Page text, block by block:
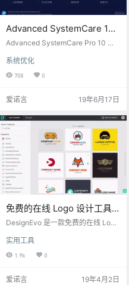
Advanced SystemCare 12
PRO[Windows][$9.99→0]
Advanced SystemCare Pro 10 是 i
件，功能相当全面，包括垃圾清
理、隐私清理、软件卸载、文件擦
理、游戏加速、快捷方式修复、磁
漏洞扫描、进程管理、驱动管理、
重复文件查找、磁盘空间占用分
析、系统信息、魔法设置，还有非
常强大的空闲时自动优化，与 …
系统优化
708 0
爱诺言 19年6月17日
免费的在线 Logo 设计工具
—— DesignEvo
DesignEvo 是一款免费的在线 Logo
w.designevo.com/cn/ 以下是 Desi
gnEvo 的一些主要特点: 9000+的 L
ogo 范本可供选择参考 超过一百万
和形状可供选择 强大的编辑工具: 裁
实用工具
1.9k 0
爱诺言 19年4月2日